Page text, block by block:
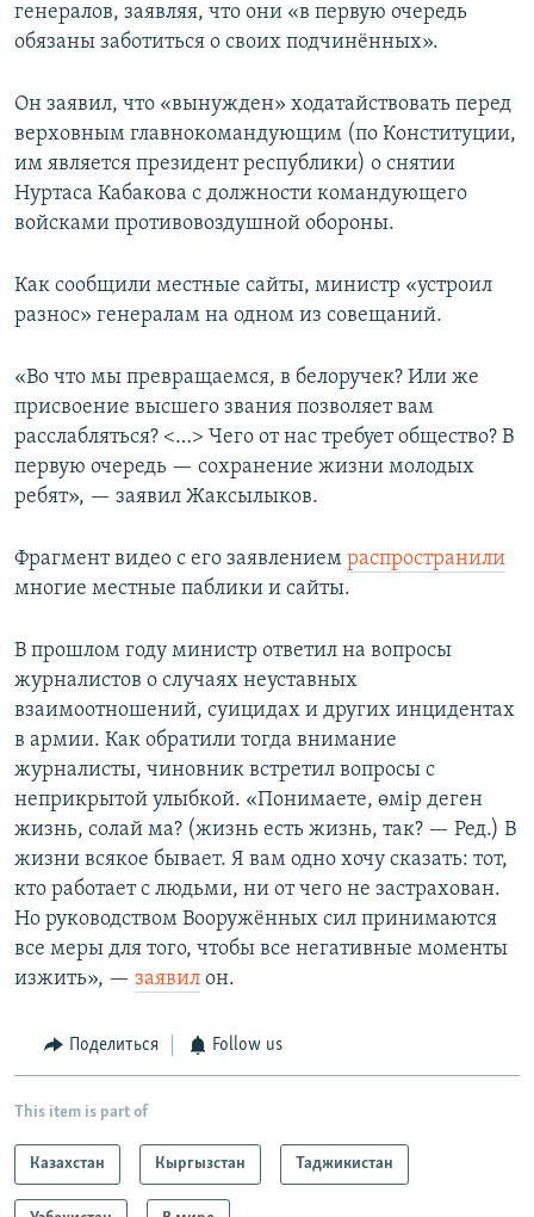
генералов, заявляя, что они «в первую очередь
обязаны заботиться о своих подчинённых».
Он заявил, что «вынужден» ходатайствовать перед
верховным главнокомандующим (по Конституции,
им является президент республики) о снятии
Нуртаса Кабакова с должности командующего
войсками противовоздушной обороны.
Как сообщили местные сайты, министр «устроил
разнос» генералам на одном из совещаний.
«Во что мы превращаемся, в белоручек? Или же
присвоение высшего звания позволяет вам
расслабляться? <…> Чего от нас требует общество? В
первую очередь — сохранение жизни молодых
ребят», — заявил Жаксылыков.
Фрагмент видео с его заявлением распространили
многие местные паблики и сайты.
В прошлом году министр ответил на вопросы
журналистов о случаях неуставных
взаимоотношений, суицидах и других инцидентах
в армии. Как обратили тогда внимание
журналисты, чиновник встретил вопросы с
неприкрытой улыбкой. «Понимаете, өмір деген
жизнь, солай ма? (жизнь есть жизнь, так? — Ред.) В
жизни всякое бывает. Я вам одно хочу сказать: тот,
кто работает с людьми, ни от чего не застрахован.
Но руководством Вооружённых сил принимаются
все меры для того, чтобы все негативные моменты
изжить», — заявил он.
Поделиться Follow us
This item is part of
Казахстан Кыргызстан Таджикистан